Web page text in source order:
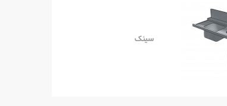
سینک